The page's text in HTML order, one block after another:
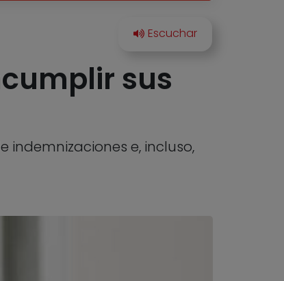
sus
e, incluso,